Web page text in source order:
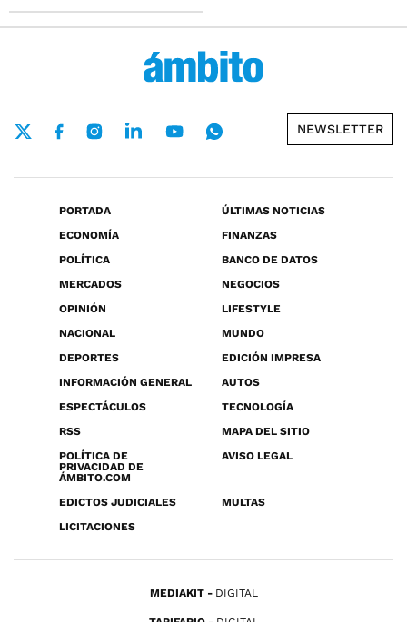
NEWSLETTER
PORTADA
ÚLTIMAS NOTICIAS
ECONOMÍA
FINANZAS
POLÍTICA
BANCO DE DATOS
MERCADOS
NEGOCIOS
OPINIÓN
LIFESTYLE
NACIONAL
MUNDO
DEPORTES
EDICIÓN IMPRESA
INFORMACIÓN GENERAL
AUTOS
ESPECTÁCULOS
TECNOLOGÍA
RSS
MAPA DEL SITIO
POLÍTICA DE
PRIVACIDAD DE
ÁMBITO.COM
AVISO LEGAL
EDICTOS JUDICIALES
MULTAS
LICITACIONES
MEDIAKIT DIGITAL